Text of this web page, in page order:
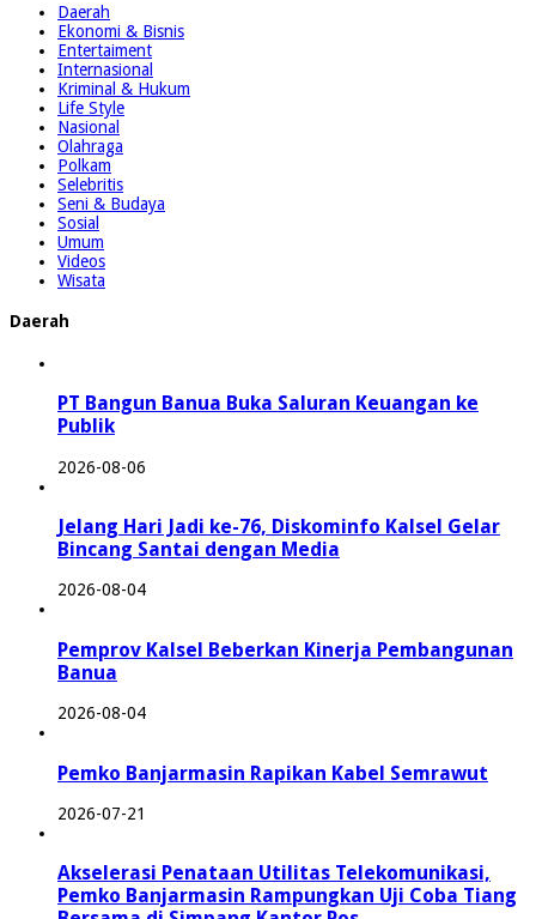
Daerah
Ekonomi & Bisnis
Entertaiment
Internasional
Kriminal & Hukum
Life Style
Nasional
Olahraga
Polkam
Selebritis
Seni & Budaya
Sosial
Umum
Videos
Wisata
Daerah
PT Bangun Banua Buka Saluran Keuangan ke
Publik
2026-08-06
Jelang Hari Jadi ke-76, Diskominfo Kalsel Gelar
Bincang Santai dengan Media
2026-08-04
Pemprov Kalsel Beberkan Kinerja Pembangunan
Banua
2026-08-04
Pemko Banjarmasin Rapikan Kabel Semrawut
2026-07-21
Akselerasi Penataan Utilitas Telekomunikasi,
Pemko Banjarmasin Rampungkan Uji Coba Tiang